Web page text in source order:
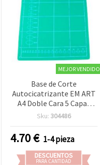
MEJOR VENDIDO
Base de Corte
Autocicatrizante EM ART
A4 Doble Cara 5 Capas
21x29,7x0,3 cm para
Scrapbooking
Sku: 304486
4.70€ 1-4 pieza
DESCUENTOS
PARA CANTIDAD